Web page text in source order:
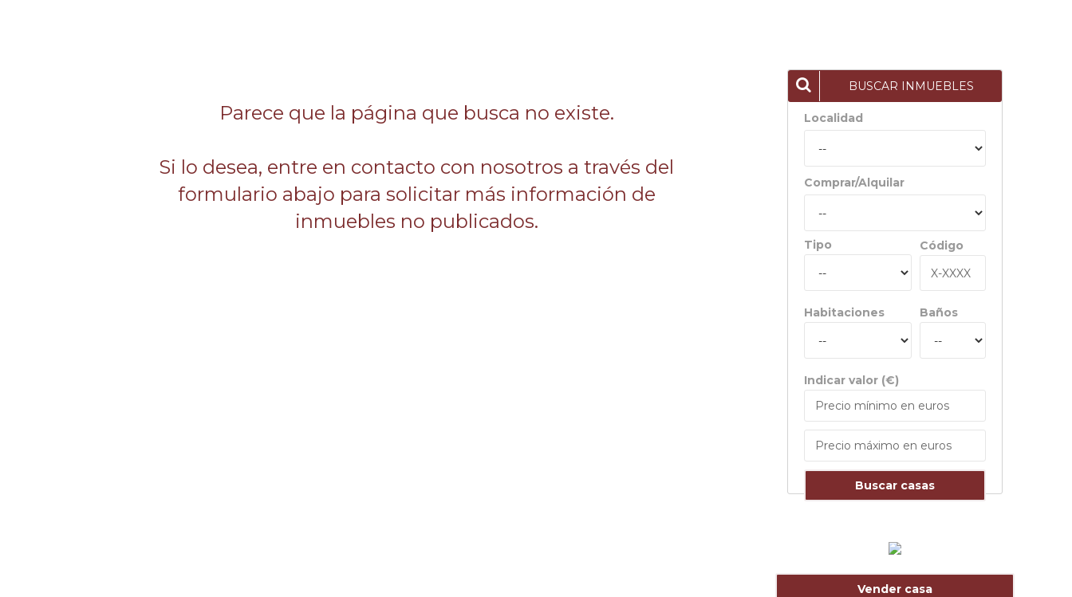
Parece que la página que busca no existe.
Si lo desea, entre en contacto con nosotros a través del
formulario abajo para solicitar más información de
inmuebles no publicados.
BUSCAR INMUEBLES
Localidad
Comprar/Alquilar
Tipo Código
Habitaciones Baños
Indicar valor (€)
Buscar casas
Vender casa